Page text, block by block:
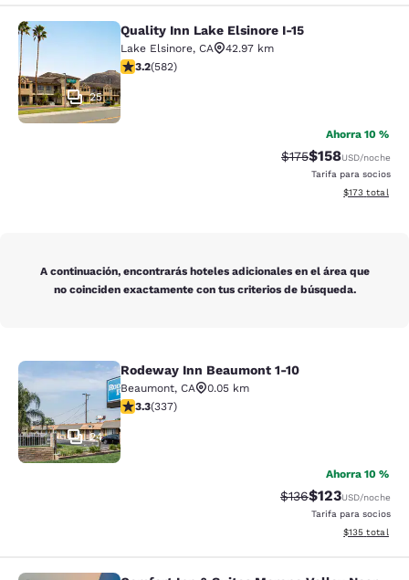
Quality Inn Lake Elsinore I-15
25
Quality Inn Lake Elsinore I-15
Lake Elsinore, CA
42.97 km
calificación de 3.23 estrellas. Bueno. 582 reseñas
3.2(582)
Ahorra 10 %
Precio tachado:
$175Precio con
$158USD/noche
Tarifa para socios
Ver detalles
$173 total
A continuación, encontrarás hoteles adicionales en el área que
no coinciden exactamente con tus criterios de búsqueda.
Rodeway Inn Beaumont 1-10
24
Rodeway Inn Beaumont 1-10
Beaumont, CA
0.05 km
calificación de 3.26 estrellas. Bueno. 337 reseñas
3.3(337)
Ahorra 10 %
Precio tachado:
$136Precio con
$123USD/noche
Tarifa para socios
Ver detalles
$135 total